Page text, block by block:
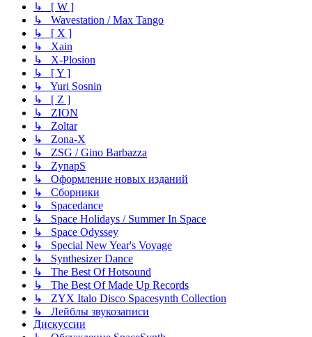
↳ [ W ]
↳ Wavestation / Max Tango
↳ [ X ]
↳ Xain
↳ X-Plosion
↳ [ Y ]
↳ Yuri Sosnin
↳ [ Z ]
↳ ZION
↳ Zoltar
↳ Zona-X
↳ ZSG / Gino Barbazza
↳ ZynapS
↳ Оформление новых изданий
↳ Сборники
↳ Spacedance
↳ Space Holidays / Summer In Space
↳ Space Odyssey
↳ Special New Year's Voyage
↳ Synthesizer Dance
↳ The Best Of Hotsound
↳ The Best Of Made Up Records
↳ ZYX Italo Disco Spacesynth Collection
↳ Лейблы звукозаписи
Дискуссии